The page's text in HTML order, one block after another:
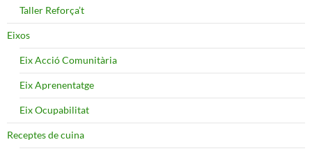
Taller Reforça’t
Eixos
Eix Acció Comunitària
Eix Aprenentatge
Eix Ocupabilitat
Receptes de cuina